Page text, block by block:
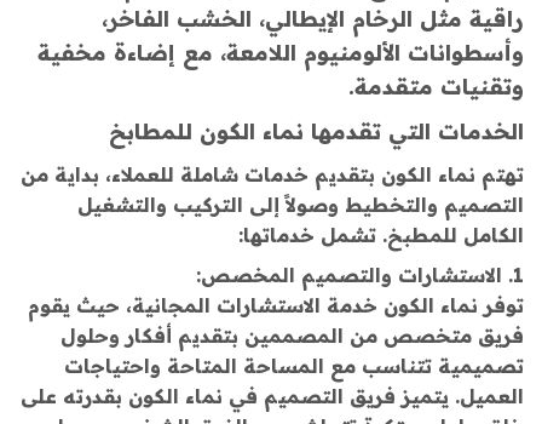
راقية مثل الرخام الإيطالي، الخشب الفاخر،
وأسطوانات الألومنيوم اللامعة، مع إضاءة مخفية
وتقنيات متقدمة.
الخدمات التي تقدمها نماء الكون للمطابخ
تهتم نماء الكون بتقديم خدمات شاملة للعملاء، بداية من
التصميم والتخطيط وصولاً إلى التركيب والتشغيل
الكامل للمطبخ. تشمل خدماتها:
1. الاستشارات والتصميم المخصص:
توفر نماء الكون خدمة الاستشارات المجانية، حيث يقوم
فريق متخصص من المصممين بتقديم أفكار وحلول
تصميمية تتناسب مع المساحة المتاحة واحتياجات
العميل. يتميز فريق التصميم في نماء الكون بقدرته على